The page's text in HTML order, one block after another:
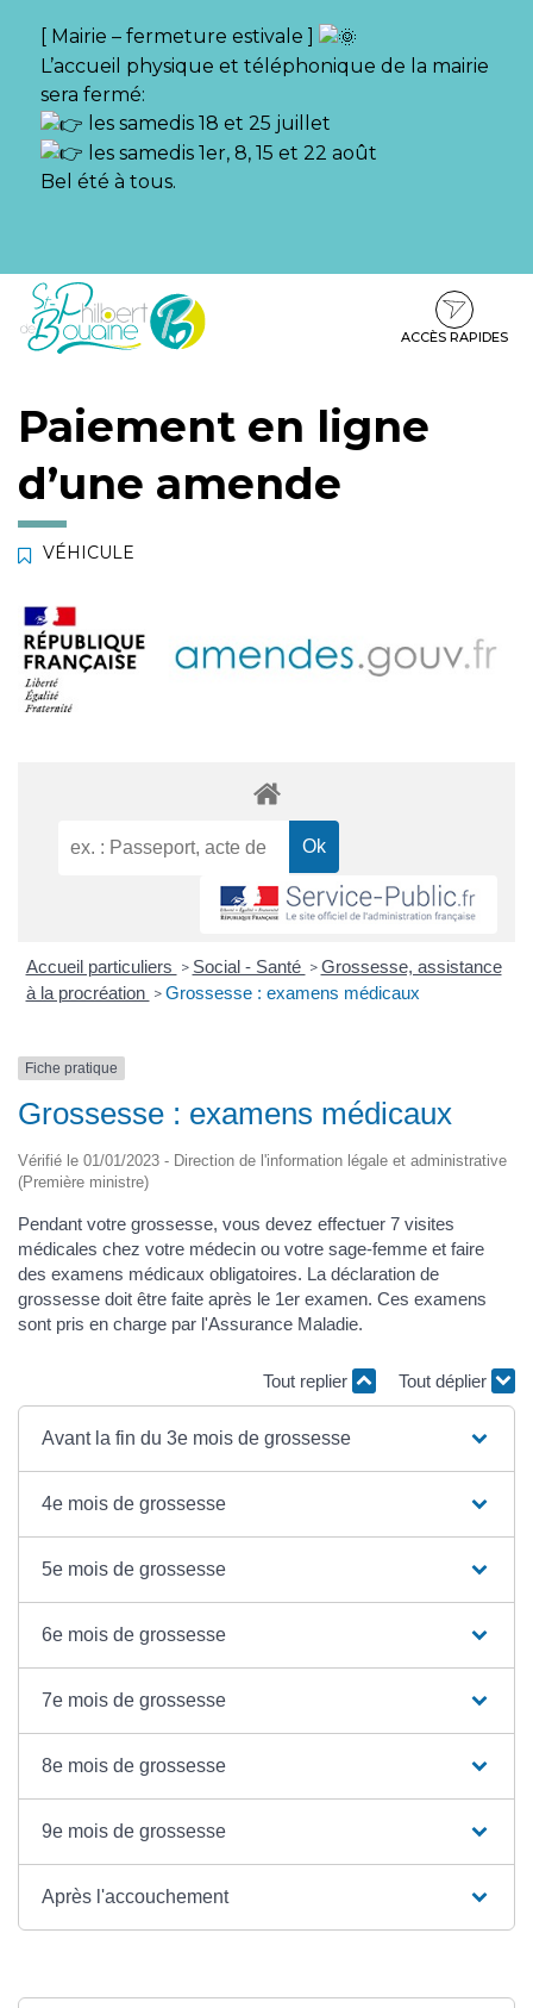
[ Mairie – fermeture estivale ]
L’accueil physique et téléphonique de la mairie
sera fermé:
les samedis 18 et 25 juillet
les samedis 1er, 8, 15 et 22 août
Bel été à tous.
Aller
Aller
contenu
Aller
pied
ACCÈS RAPIDES
Paiement en ligne
d’une amende
VÉHICULE
Accueil particuliers > Social - Santé > Grossesse, assistance
à la procréation > Grossesse : examens médicaux
Fiche pratique
Grossesse : examens médicaux
Vérifié le 01/01/2023 - Direction de l'information légale et administrative
(Première ministre)
Pendant votre grossesse, vous devez effectuer 7 visites
médicales chez votre médecin ou votre sage-femme et faire
des examens médicaux obligatoires. La déclaration de
grossesse doit être faite après le 1er examen. Ces examens
sont pris en charge par l'Assurance Maladie.
Tout replier Tout déplier
Avant la fin du 3e mois de grossesse
4e mois de grossesse
5e mois de grossesse
6e mois de grossesse
7e mois de grossesse
8e mois de grossesse
9e mois de grossesse
Après l'accouchement